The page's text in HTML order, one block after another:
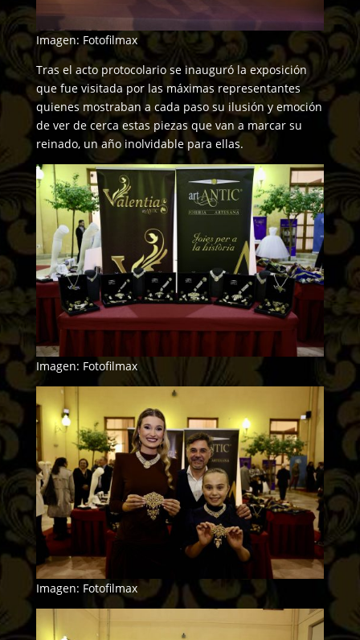
Imagen: Fotofilmax
Tras el acto protocolario se inauguró la exposición
que fue visitada por las máximas representantes
quienes mostraban a cada paso su ilusión y emoción
de ver de cerca estas piezas que van a marcar su
reinado, un año inolvidable para ellas.
Imagen: Fotofilmax
Imagen: Fotofilmax